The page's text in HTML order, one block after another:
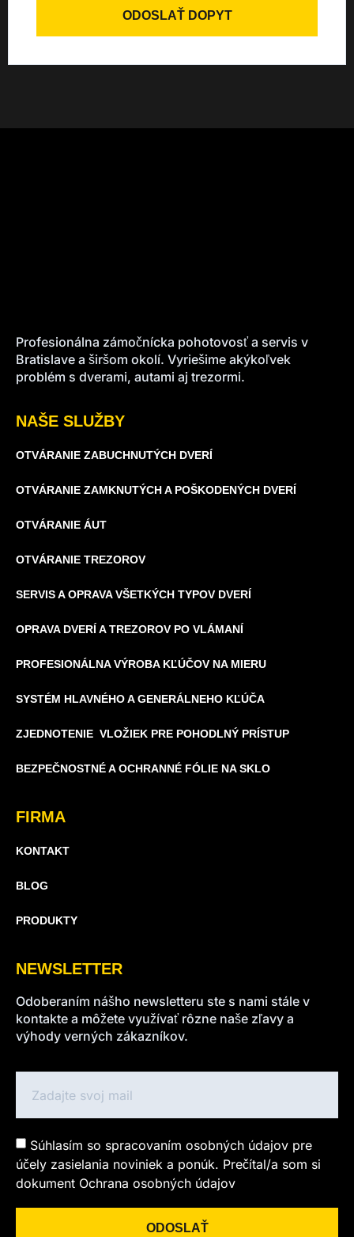
ODOSLAŤ DOPYT
Profesionálna zámočnícka pohotovosť a servis v
Bratislave a širšom okolí. Vyriešime akýkoľvek
problém s dverami, autami aj trezormi.
NAŠE SLUŽBY
OTVÁRANIE ZABUCHNUTÝCH DVERÍ
OTVÁRANIE ZAMKNUTÝCH A POŠKODENÝCH DVERÍ
OTVÁRANIE ÁUT
OTVÁRANIE TREZOROV
SERVIS A OPRAVA VŠETKÝCH TYPOV DVERÍ
OPRAVA DVERÍ A TREZOROV PO VLÁMANÍ
PROFESIONÁLNA VÝROBA KĽÚČOV NA MIERU
SYSTÉM HLAVNÉHO A GENERÁLNEHO KĽÚČA
ZJEDNOTENIE VLOŽIEK PRE POHODLNÝ PRÍSTUP
BEZPEČNOSTNÉ A OCHRANNÉ FÓLIE NA SKLO
FIRMA
KONTAKT
BLOG
PRODUKTY
NEWSLETTER
Odoberaním nášho newsletteru ste s nami stále v
kontakte a môžete využívať rôzne naše zľavy a
výhody verných zákazníkov.
Súhlasím so spracovaním osobných údajov pre
účely zasielania noviniek a ponúk. Prečítal/a som si
dokument Ochrana osobných údajov
ODOSLAŤ